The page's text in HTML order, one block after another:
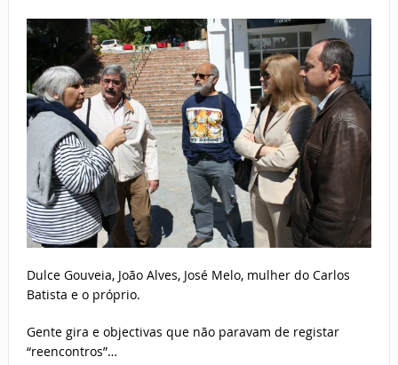
Dulce Gouveia, João Alves, José Melo, mulher do Carlos
Batista e o próprio.
Gente gira e objectivas que não paravam de registar
“reencontros”…